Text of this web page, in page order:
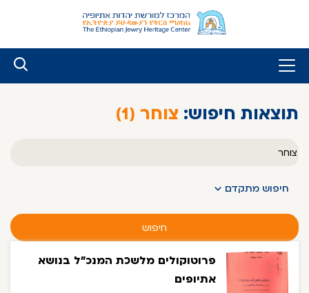
תוצאות חיפוש: צוחר (1)
חיפוש מתקדם
חיפוש
פרוטוקולים מלשכת המנכ"ל בנושא
אתיופים